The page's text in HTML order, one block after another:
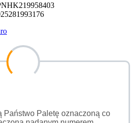
Państwo Paletę oznaczoną co